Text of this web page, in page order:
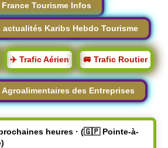
Tourisme Infos
actualités Karibs Hebdo Tourisme
✈️ Trafic Aérien 🚐 Trafic Routier
Agroalimentaires des Entreprises
heures · (🇬🇵 Pointe-à-